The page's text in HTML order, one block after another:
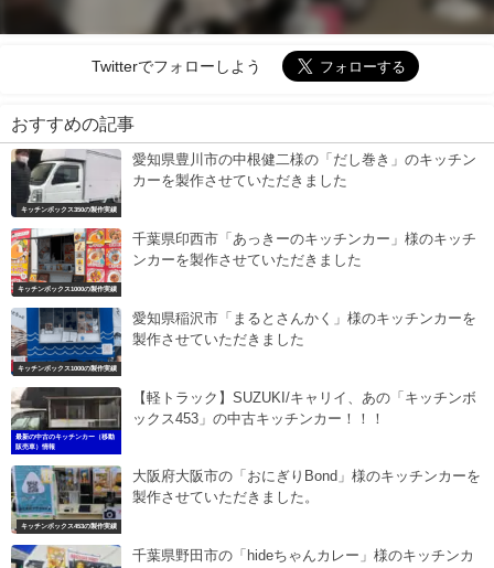
Twitterでフォローしよう
おすすめの記事
キッチンボックス350の製作実績
愛知県豊川市の中根健二様の「だし巻き」のキッチン
カーを製作させていただきました
キッチンボックス1000の製作実績
千葉県印西市「あっきーのキッチンカー」様のキッチ
ンカーを製作させていただきました
キッチンボックス1000の製作実績
愛知県稲沢市「まるとさんかく」様のキッチンカーを
製作させていただきました
最新の中古のキッチンカー（移動
販売車）情報
【軽トラック】SUZUKI/キャリイ、あの「キッチンボ
ックス453」の中古キッチンカー！！！
キッチンボックス453の製作実績
大阪府大阪市の「おにぎりBond」様のキッチンカーを
製作させていただきました。
千葉県野田市の「hideちゃんカレー」様のキッチンカ